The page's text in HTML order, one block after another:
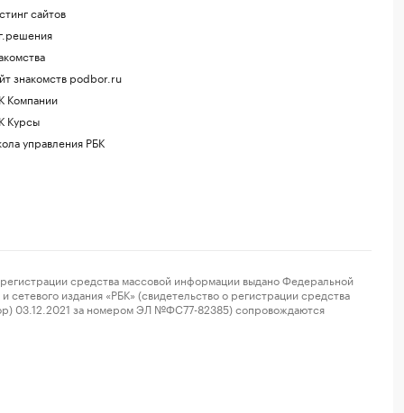
сайтов
знакомств podbor.ru
Компании
Курсы
управления РБК
средства массовой информации выдано Федеральной
издания «РБК» (свидетельство о регистрации средства
03.12.2021 за номером ЭЛ №ФС77-82385) сопровождаются